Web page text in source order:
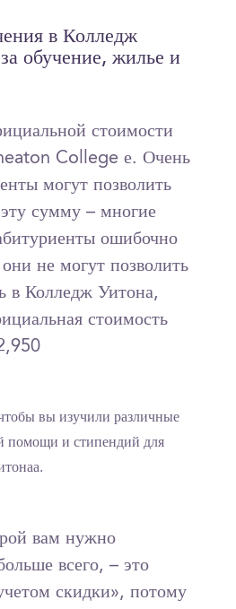
в Колледж
обучение, жилье и
стоимости
College е. Очень
могут позволить
эту сумму – многие
ошибочно
не могут позволить
в Колледж Уитона,
стоимость
вы изучили различные
помощи и стипендий для
вам нужно
всего, – это
скидки», потому